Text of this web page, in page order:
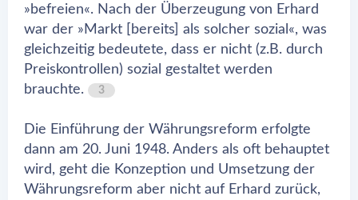
»befreien«. Nach der Überzeugung von Erhard
war der »Markt [bereits] als solcher sozial«, was
gleichzeitig bedeutete, dass er nicht (z.B. durch
Preiskontrollen) sozial gestaltet werden
brauchte.
3
Die Einführung der Währungsreform erfolgte
dann am 20. Juni 1948. Anders als oft behauptet
wird, geht die Konzeption und Umsetzung der
Währungsreform aber nicht auf Erhard zurück,